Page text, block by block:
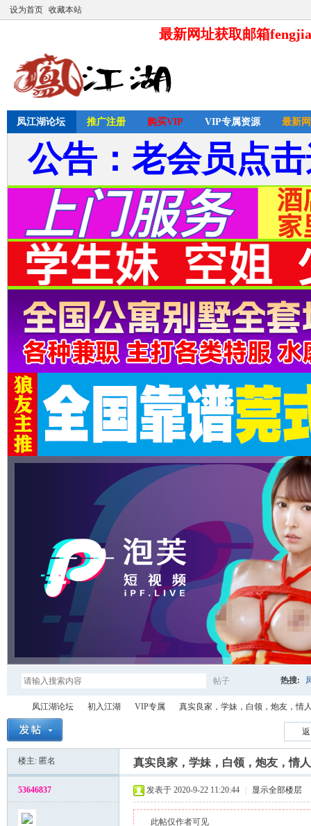
设为首页 收藏本站
最新网址获取邮箱
凤江湖论坛 推广注册 购买VIP VIP专属资源 最新
公告：老会员点
帖子
搜
索
热搜:
»
凤江湖论坛 初入江湖 VIP专属
›
真实良家，学妹，白领，炮友，情
楼主: 匿名 真实良家，学妹，白领，炮友，情
53646837 发表于 2020-9-22 11:20:44 显示全部楼层
此帖仅作者可见